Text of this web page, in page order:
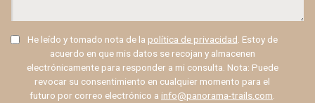
He leído y tomado nota de la política de privacidad . Estoy de
acuerdo en que mis datos se recojan y almacenen
electrónicamente para responder a mi consulta. Nota: Puede
revocar su consentimiento en cualquier momento para el
futuro por correo electrónico a info@panorama-trails.com